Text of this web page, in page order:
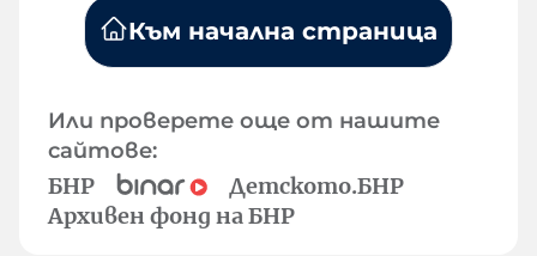
Към начална страница
Или проверете още от нашите
сайтове:
БНР
Детското.БНР
Архивен фонд на БНР